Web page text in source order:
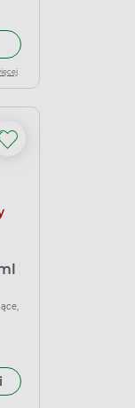
do koszyka Mikrozid